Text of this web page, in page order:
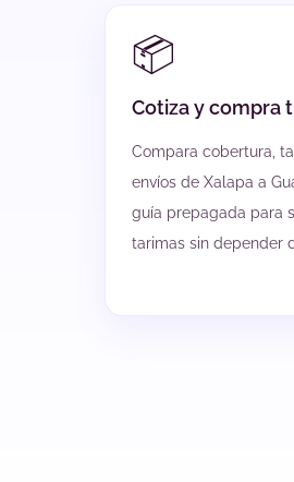
📦
Cotiza y compra
Compara cobertura,
envíos de Xalapa a
guía prepagada para
tarimas sin depender